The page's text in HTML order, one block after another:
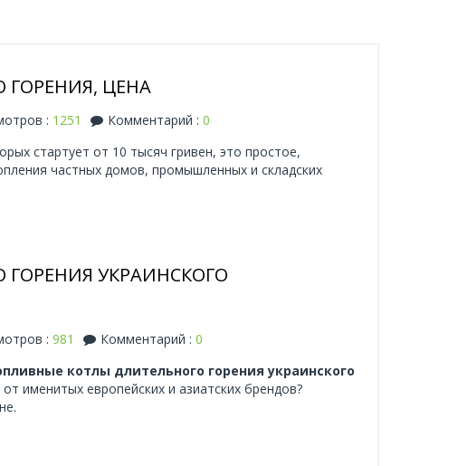
ЦЕНА
: 1251 Комментарий : 0
стартует от 10 тысяч гривен, это простое,
частных домов, промышленных и складских
УКРАИНСКОГО
: 981 Комментарий : 0
котлы длительного горения украинского
именитых европейских и азиатских брендов?